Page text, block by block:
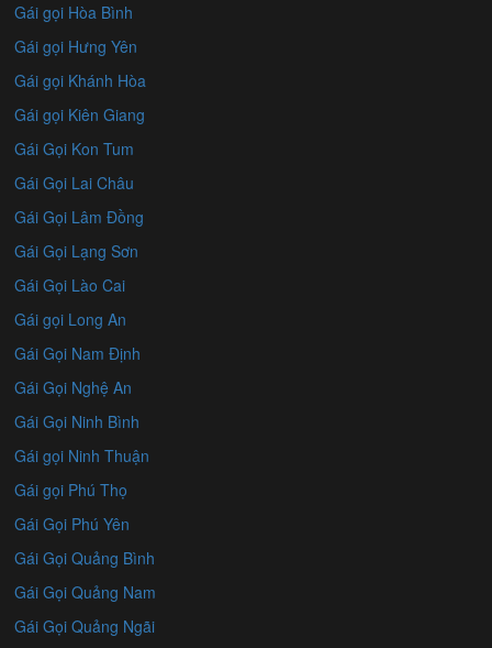
Gái gọi Hòa Bình
Gái gọi Hưng Yên
Gái gọi Khánh Hòa
Gái gọi Kiên Giang
Gái Gọi Kon Tum
Gái Gọi Lai Châu
Gái Gọi Lâm Đồng
Gái Gọi Lạng Sơn
Gái Gọi Lào Cai
Gái gọi Long An
Gái Gọi Nam Định
Gái Gọi Nghệ An
Gái Gọi Ninh Bình
Gái gọi Ninh Thuận
Gái gọi Phú Thọ
Gái Gọi Phú Yên
Gái Gọi Quảng Bình
Gái Gọi Quảng Nam
Gái Gọi Quảng Ngãi